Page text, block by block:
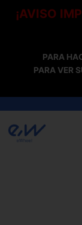
¡AVISO
PARA
PARA VER